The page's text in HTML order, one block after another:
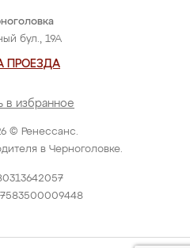
© Ренессанс.
в Черноголовке.
бул., 19А
ПРОЕЗДА
в избранное